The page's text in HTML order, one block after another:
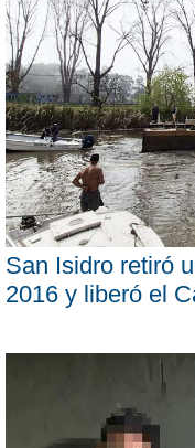
San Isidro retiró
2016 y liberó el